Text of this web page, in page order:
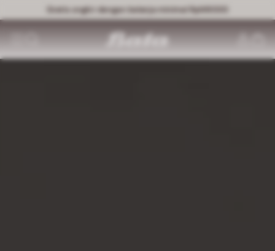
Gratis ongkir dengan belanja minimal Rp149000